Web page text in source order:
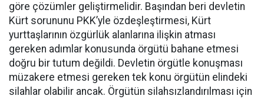
göre çözümler geliştirmelidir. Başından beri devletin
Kürt sorununu PKK’yle özdeşleştirmesi, Kürt
yurttaşlarının özgürlük alanlarına ilişkin atması
gereken adımlar konusunda örgütü bahane etmesi
doğru bir tutum değildi. Devletin örgütle konuşması
müzakere etmesi gereken tek konu örgütün elindeki
silahlar olabilir ancak. Örgütün silahsızlandırılması için